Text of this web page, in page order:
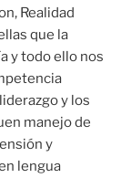
Realidad
que la
y todo ello nos
y los
manejo de
y
lengua